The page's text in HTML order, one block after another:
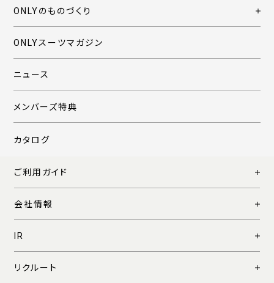
ONLYのものづくり
ONLYスーツマガジン
ニュース
メンバーズ特典
カタログ
ご利用ガイド
会社情報
IR
リクルート